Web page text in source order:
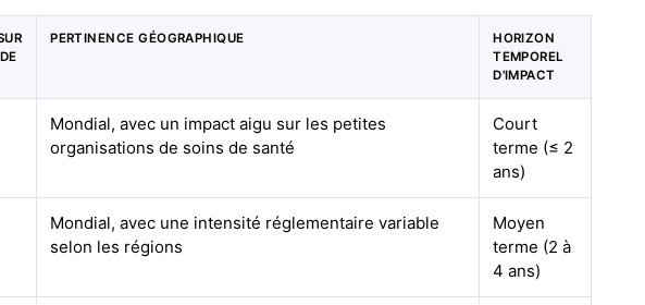
PERTINENCE GÉOGRAPHIQUE
HORIZON
TEMPOREL
D'IMPACT
Mondial, avec un impact aigu sur les petites
organisations de soins de santé
Court
terme (≤ 2
ans)
Mondial, avec une intensité réglementaire variable
selon les régions
Moyen
terme (2 à
4 ans)